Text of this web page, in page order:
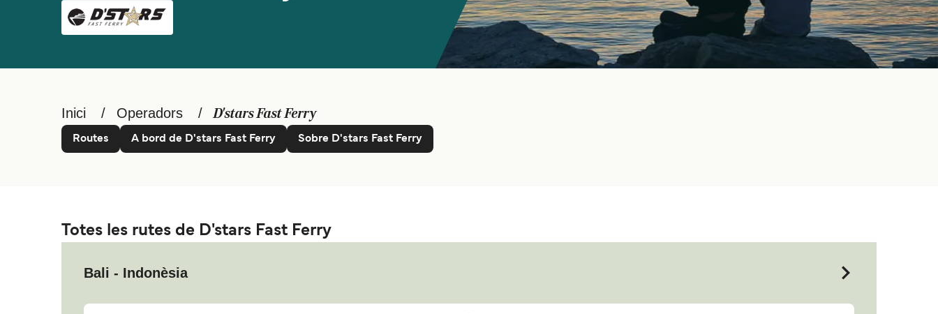
Inici Operadors D'stars Fast Ferry
Routes A bord de D'stars Fast Ferry Sobre D'stars Fast Ferry
Totes les rutes de D'stars Fast Ferry
Bali - Indonèsia